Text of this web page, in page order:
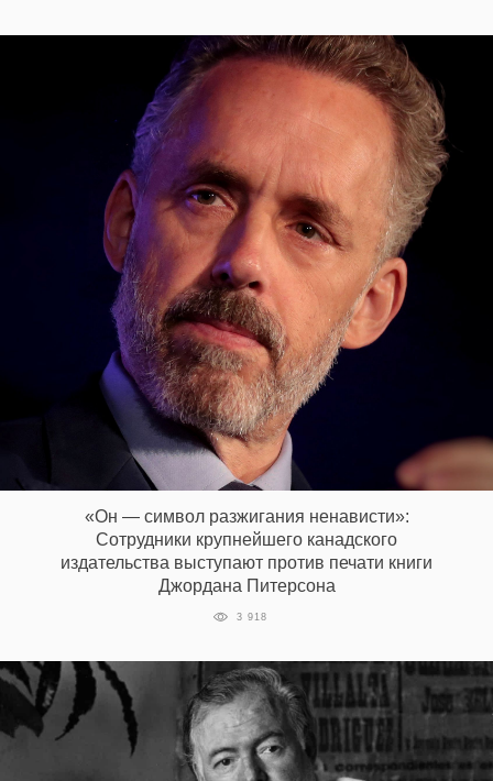
«Он — символ разжигания ненависти»:
Сотрудники крупнейшего канадского
издательства выступают против печати книги
Джордана Питерсона
3 918